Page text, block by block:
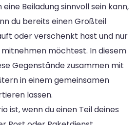
eine Beiladung sinnvoll sein kann,
du bereits einen Großteil
oder verschenkt hast und nur
möchtest. In diesem
Gegenstände zusammen mit
in einem gemeinsamen
lassen.
ist, wenn du einen Teil deines